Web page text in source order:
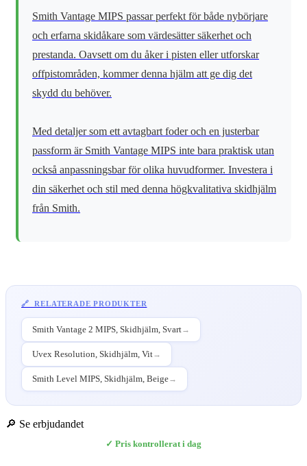
Smith Vantage MIPS passar perfekt för både nybörjare
och erfarna skidåkare som värdesätter säkerhet och
prestanda. Oavsett om du åker i pisten eller utforskar
offpistområden, kommer denna hjälm att ge dig det
skydd du behöver.
Med detaljer som ett avtagbart foder och en justerbar
passform är Smith Vantage MIPS inte bara praktisk utan
också anpassningsbar för olika huvudformer. Investera i
din säkerhet och stil med denna högkvalitativa skidhjälm
från Smith.
🔗 RELATERADE PRODUKTER
Smith Vantage 2 MIPS, Skidhjälm, Svart→
Uvex Resolution, Skidhjälm, Vit→
Smith Level MIPS, Skidhjälm, Beige→
🔎 Se erbjudandet
✓ Pris kontrollerat i dag